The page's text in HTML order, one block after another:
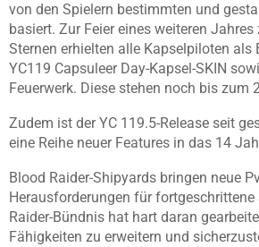
von den Spielern bestimmten und
basiert. Zur Feier eines weiteren
Sternen erhielten alle Kapselpiloten als
YC119 Capsuleer Day-Kapsel-SKIN
Feuerwerk. Diese stehen noch bis zum
Zudem ist der YC 119.5-Release seit
eine Reihe neuer Features in das 14
Blood Raider-Shipyards bringen neue
Herausforderungen für fortgeschrittene
Raider-Bündnis hat hart daran
Fähigkeiten zu erweitern und